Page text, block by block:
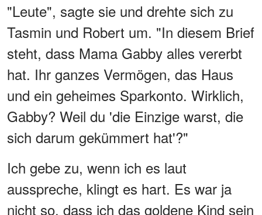
"Leute", sagte sie und drehte sich zu
Tasmin und Robert um. "In diesem Brief
steht, dass Mama Gabby alles vererbt
hat. Ihr ganzes Vermögen, das Haus
und ein geheimes Sparkonto. Wirklich,
Gabby? Weil du 'die Einzige warst, die
sich darum gekümmert hat'?"
Ich gebe zu, wenn ich es laut
ausspreche, klingt es hart. Es war ja
nicht so, dass ich das goldene Kind sein